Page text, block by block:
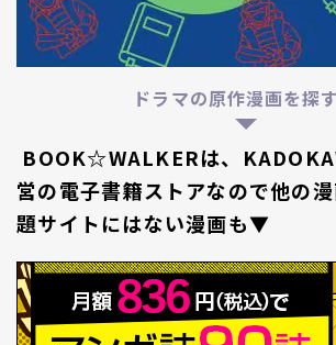
ドラマの原作漫画を探
BOOK☆WALKERは、
営の電子書籍ストアなので他の
題サイトにはない漫画も▼